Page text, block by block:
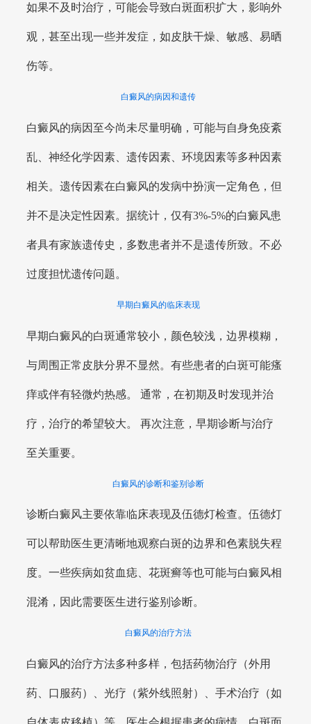
如果不及时治疗，可能会导致白斑面积扩大，影响外
观，甚至出现一些并发症，如皮肤干燥、敏感、易晒
伤等。
白癜风的病因和遗传
白癜风的病因至今尚未尽量明确，可能与自身免疫紊
乱、神经化学因素、遗传因素、环境因素等多种因素
相关。遗传因素在白癜风的发病中扮演一定角色，但
并不是决定性因素。据统计，仅有3%-5%的白癜风患
者具有家族遗传史，多数患者并不是遗传所致。不必
过度担忧遗传问题。
早期白癜风的临床表现
早期白癜风的白斑通常较小，颜色较浅，边界模糊，
与周围正常皮肤分界不显然。有些患者的白斑可能瘙
痒或伴有轻微灼热感。 通常，在初期及时发现并治
疗，治疗的希望较大。 再次注意，早期诊断与治疗
至关重要。
白癜风的诊断和鉴别诊断
诊断白癜风主要依靠临床表现及伍德灯检查。伍德灯
可以帮助医生更清晰地观察白斑的边界和色素脱失程
度。一些疾病如贫血痣、花斑癣等也可能与白癜风相
混淆，因此需要医生进行鉴别诊断。
白癜风的治疗方法
白癜风的治疗方法多种多样，包括药物治疗（外用
药、口服药）、光疗（紫外线照射）、手术治疗（如